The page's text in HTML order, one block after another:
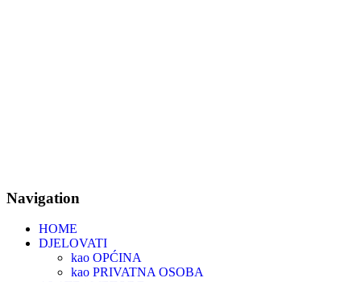
Navigation
HOME
DJELOVATI
kao OPĆINA
kao PRIVATNA OSOBA